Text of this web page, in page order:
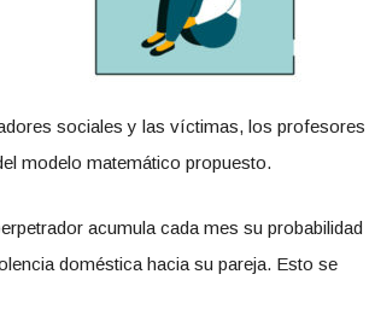
sociales y las víctimas, los profesores
modelo matemático propuesto.
acumula cada mes su probabilidad
doméstica hacia su pareja. Esto se